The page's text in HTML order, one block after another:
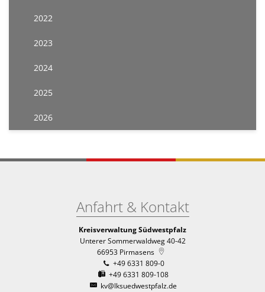
2022
2023
2024
2025
2026
Anfahrt & Kontakt
Kreisverwaltung Südwestpfalz
Unterer Sommerwaldweg 40-42
66953 Pirmasens
+49 6331 809-0
+49 6331 809-108
kv@lksuedwestpfalz.de